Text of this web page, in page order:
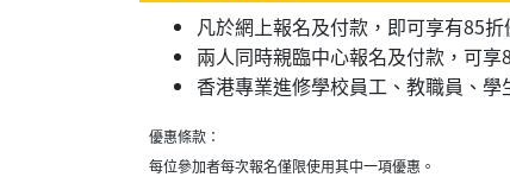
凡於網上報名及付款，即可享有85折
兩人同時親臨中心報名及付款，可
香港專業進修學校員工、教職員、
優惠條款：
每位參加者每次報名僅限使用其中一項優惠。